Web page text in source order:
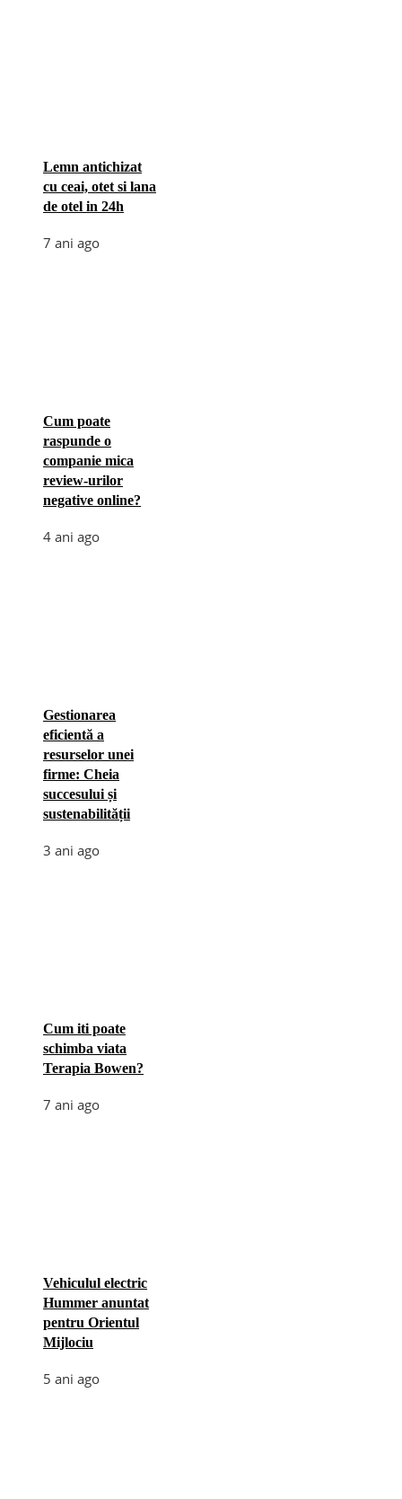
Lemn antichizat
cu ceai, otet si lana
de otel in 24h
7 ani ago
Cum poate
raspunde o
companie mica
review-urilor
negative online?
4 ani ago
Gestionarea
eficientă a
resurselor unei
firme: Cheia
succesului și
sustenabilității
3 ani ago
Cum iti poate
schimba viata
Terapia Bowen?
7 ani ago
Vehiculul electric
Hummer anuntat
pentru Orientul
Mijlociu
5 ani ago